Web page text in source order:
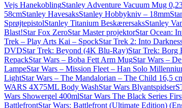
Vejs HanekoblingStanley Adventure Vacuum Mug
58cmStanley HavesaksStanley Hobbykniv – 18mm
SprøjtepistolStanley Titanium BeskærersaksStanley
Blast!Star Fox ZeroStar Master projektorStar Ocean:
Trek – Play Arts Kai – SpockStar Trek 2: Into
DVDStar Trek: Beyond (4K Blu-Ray)Star Trek: Borg
RepackStar Wars – Boba Fett Arm MugStar Wars –
LampeStar Wars – Mission Fleet – Han Solo
LightStar Wars – The Mandalorian – The Child 16,5
WARS 4X75ML Body WashStar Wars Blyantspidser
Wars Showergel 400mlStar Wars The Black Series
BattlefrontStar Wars: Battlefront (Ultimate Edition)